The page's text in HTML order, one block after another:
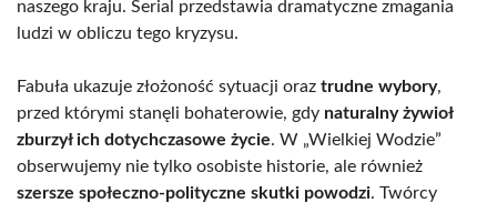
naszego kraju. Serial przedstawia dramatyczne zmagania
ludzi w obliczu tego kryzysu.
Fabuła ukazuje złożoność sytuacji oraz trudne wybory,
przed którymi stanęli bohaterowie, gdy naturalny żywioł
zburzył ich dotychczasowe życie. W „Wielkiej Wodzie”
obserwujemy nie tylko osobiste historie, ale również
szersze społeczno-polityczne skutki powodzi. Twórcy